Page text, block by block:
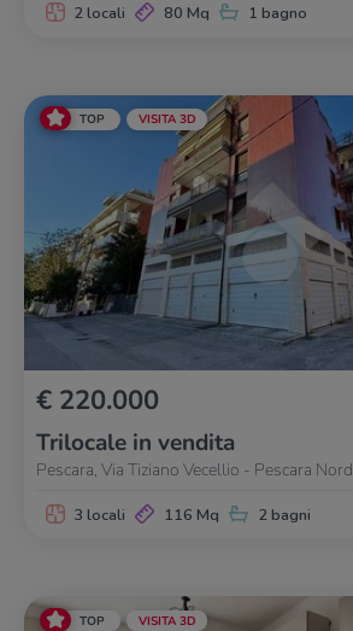
2 locali 80 Mq 1 bagno
TOP VISITA 3D
€ 220.000
Trilocale in vendita
Pescara, Via Tiziano Vecellio - Pescara Nord
3 locali 116 Mq 2 bagni
TOP VISITA 3D